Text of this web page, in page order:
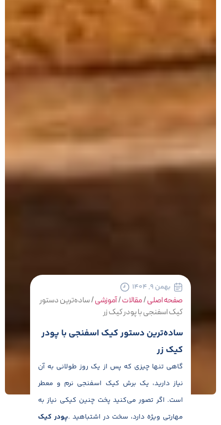
بهمن ۹, ۱۴۰۴
صفحه اصلی/مقالات/آموزشی/ساده‌ترین دستور
کیک اسفنجی با پودر کیک زر
ساده‌ترین دستور کیک اسفنجی با پودر
کیک زر
گاهی تنها چیزی که پس از یک روز طولانی به آن
نیاز دارید، یک برش کیک اسفنجی نرم و معطر
است. اگر تصور می‌کنید پخت چنین کیکی نیاز به
مهارتی ویژه دارد، سخت در اشتباهید .پودر کیک